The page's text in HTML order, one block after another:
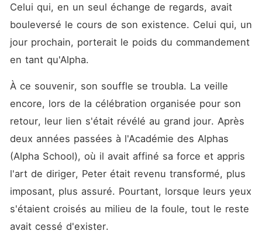
Celui qui, en un seul échange de regards, avait
bouleversé le cours de son existence. Celui qui, un
jour prochain, porterait le poids du commandement
en tant qu'Alpha.
À ce souvenir, son souffle se troubla. La veille
encore, lors de la célébration organisée pour son
retour, leur lien s'était révélé au grand jour. Après
deux années passées à l'Académie des Alphas
(Alpha School), où il avait affiné sa force et appris
l'art de diriger, Peter était revenu transformé, plus
imposant, plus assuré. Pourtant, lorsque leurs yeux
s'étaient croisés au milieu de la foule, tout le reste
avait cessé d'exister.